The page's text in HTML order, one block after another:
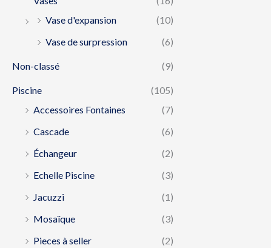
Vase d'expansion
(10)
Vase de surpression
(6)
Non-classé (9)
Piscine
(105)
Accessoires Fontaines
(7)
Cascade
(6)
Échangeur
(2)
Echelle Piscine
(3)
Jacuzzi
(1)
Mosaïque
(3)
Pieces à seller
(2)